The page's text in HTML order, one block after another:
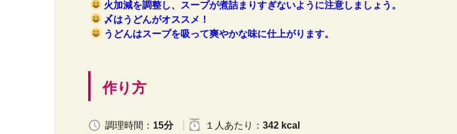
火加減を調整し、スープが煮詰まりすぎないように注意しましょう。
〆はうどんがオススメ！
うどんはスープを吸って爽やかな味に仕上がります。
作り方
調理時間： 15分 １人 あたり ： 342 kcal